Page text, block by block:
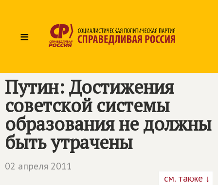
≡
Путин: Достижения
советской системы
образования не должны
быть утрачены
02 апреля 2011
см. также ↓